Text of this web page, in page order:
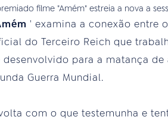
filme "Amém" estreia a nova a
' examina a conexão entre
do Terceiro Reich que
para a matança
Guerra Mundial.
com o que testemunha e